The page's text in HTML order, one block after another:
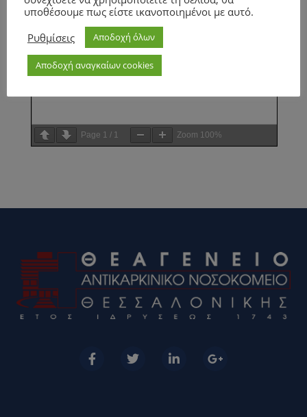
Page 1 / 1 Zoom 100%
υποθέσουμε πως είστε ικανοποιημένοι με αυτό.
Ρυθμίσεις
Αποδοχή όλων
Αποδοχή αναγκαίων cookies